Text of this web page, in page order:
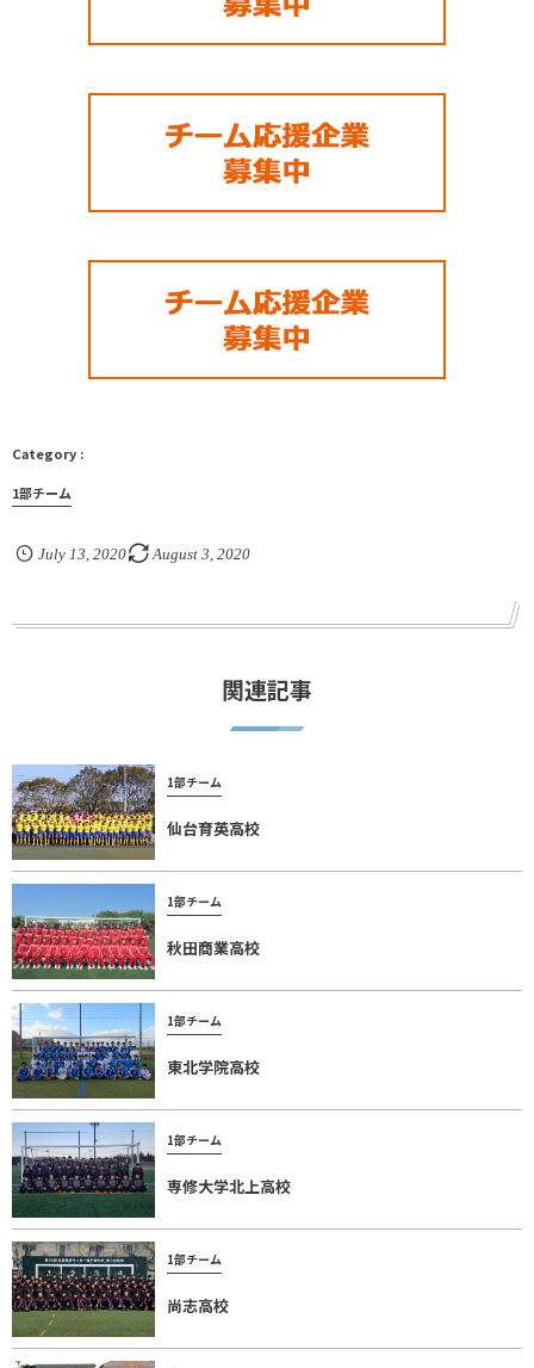
1部チーム
July 13, 2020 August 3, 2020
関連記事
1部チーム
仙台育英高校
1部チーム
秋田商業高校
1部チーム
東北学院高校
1部チーム
専修大学北上高校
1部チーム
尚志高校